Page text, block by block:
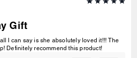
Gift
Definitely recommend this product!